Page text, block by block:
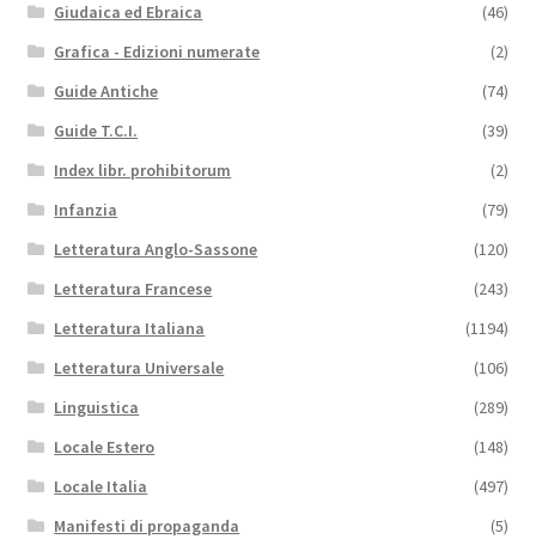
Giudaica ed Ebraica
(46)
Grafica - Edizioni numerate
(2)
Guide Antiche
(74)
Guide T.C.I.
(39)
Index libr. prohibitorum
(2)
Infanzia
(79)
Letteratura Anglo-Sassone
(120)
Letteratura Francese
(243)
Letteratura Italiana
(1194)
Letteratura Universale
(106)
Linguistica
(289)
Locale Estero
(148)
Locale Italia
(497)
Manifesti di propaganda
(5)